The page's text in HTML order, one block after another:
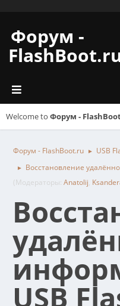
Форум -
Welcome to Форум -
Форум - FlashBoot.ru ► USB
►
Восстановление
(Модераторы: Anatolij,
USB